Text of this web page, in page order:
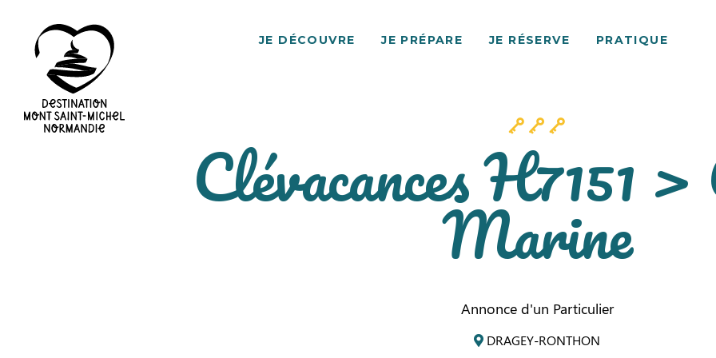
JE DÉCOUVRE JE PRÉPARE JE RÉSERVE PRATIQUE
Clévacances H7151
Marine
Annonce d'un Particulier
DRAGEY-RONTHON